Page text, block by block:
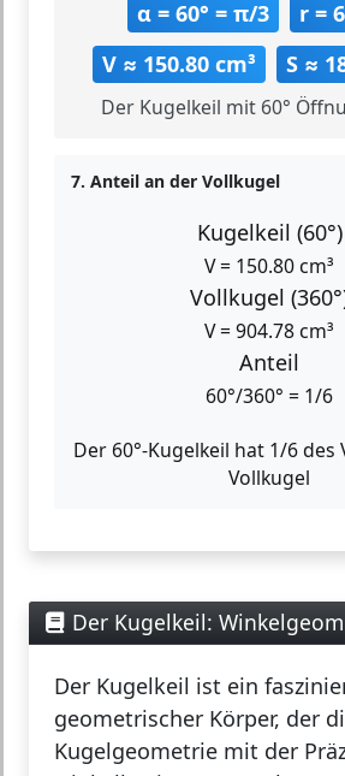
α = 60° = π/3
r =
V ≈ 150.80 cm³
S ≈
Der Kugelkeil mit 60°
7. Anteil an der Vollkugel
Kugelkeil (60°)
V = 150.80 cm³
Vollkugel
V = 904.78 cm³
Anteil
60°/360° = 1/6
Der 60°-Kugelkeil hat 1/6 des
Vollkugel
Der Kugelkeil:
Der Kugelkeil ist ein
geometrischer Körper, der
Kugelgeometrie mit der